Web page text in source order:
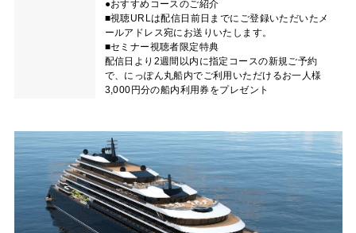
●おすすめコースのご紹介
■視聴URLは配信日前日までにご登録いただいたメ
ールアドレス宛にお送りいたします。
■セミナー視聴者限定特典
配信日より2週間以内に指定コースの新規ご予約
で、にっぽん丸船内でご利用いただけるお一人様
3,000円分の船内利用券をプレゼント